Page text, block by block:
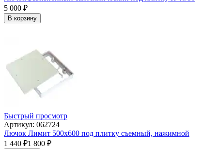
5 000 ₽
В корзину
Быстрый просмотр
Артикул: 062724
Лючок Лимит 500х600 под плитку съемный, нажимной
1 440 ₽1 800 ₽